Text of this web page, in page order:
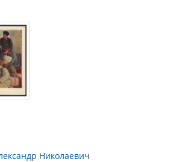
Николаевич